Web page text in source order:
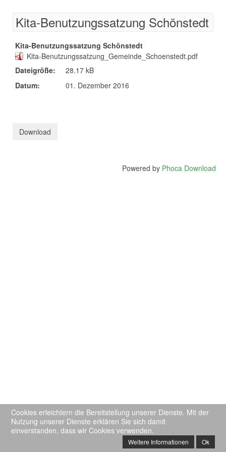
Kita-Benutzungssatzung Schönstedt
Kita-Benutzungssatzung Schönstedt
Kita-Benutzungssatzung_Gemeinde_Schoenstedt.pdf
Dateigröße:
28.17 kB
Datum:
01. Dezember 2016
Powered by Phoca Download
Cookies erleichtern die Bereitstellung unserer Dienste. Mit der
Nutzung unserer Dienste erklären Sie sich damit
einverstanden, dass wir Cookies verwenden.
Weitere Informationen Ok